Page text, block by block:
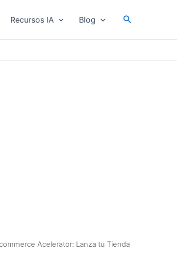
Recursos IA Blog Buscar
Acelerator: Lanza tu Tienda